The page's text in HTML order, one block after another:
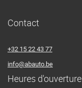
Contact
+32 15 22 43 77
info@abauto.be
Heures d'ouverture